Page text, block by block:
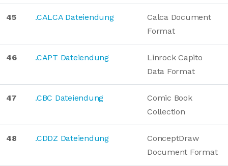
45 .CALCA Dateiendung
Calca Document
Format
46 .CAPT Dateiendung
Linrock Capito
Data Format
47 .CBC Dateiendung
Comic Book
Collection
48 .CDDZ Dateiendung
ConceptDraw
Document Format